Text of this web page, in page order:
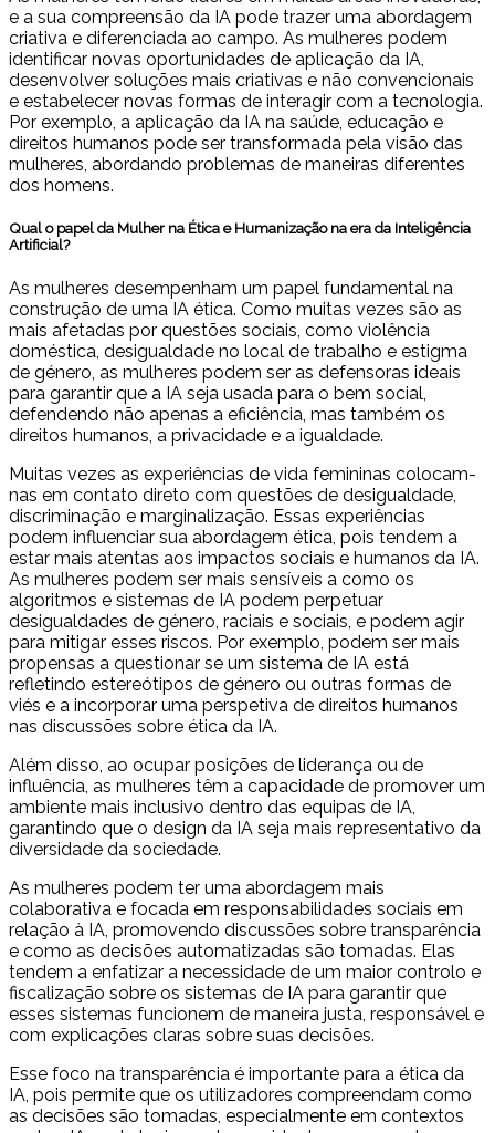
e a sua compreensão da IA pode trazer uma abordagem
criativa e diferenciada ao campo. As mulheres podem
identificar novas oportunidades de aplicação da IA,
desenvolver soluções mais criativas e não convencionais
e estabelecer novas formas de interagir com a tecnologia.
Por exemplo, a aplicação da IA na saúde, educação e
direitos humanos pode ser transformada pela visão das
mulheres, abordando problemas de maneiras diferentes
dos homens.
Qual o papel da Mulher na Ética e Humanização na era da Inteligência
Artificial?
As mulheres desempenham um papel fundamental na
construção de uma IA ética. Como muitas vezes são as
mais afetadas por questões sociais, como violência
doméstica, desigualdade no local de trabalho e estigma
de género, as mulheres podem ser as defensoras ideais
para garantir que a IA seja usada para o bem social,
defendendo não apenas a eficiência, mas também os
direitos humanos, a privacidade e a igualdade.
Muitas vezes as experiências de vida femininas colocam-
nas em contato direto com questões de desigualdade,
discriminação e marginalização. Essas experiências
podem influenciar sua abordagem ética, pois tendem a
estar mais atentas aos impactos sociais e humanos da IA.
As mulheres podem ser mais sensíveis a como os
algoritmos e sistemas de IA podem perpetuar
desigualdades de género, raciais e sociais, e podem agir
para mitigar esses riscos. Por exemplo, podem ser mais
propensas a questionar se um sistema de IA está
refletindo estereótipos de género ou outras formas de
viés e a incorporar uma perspetiva de direitos humanos
nas discussões sobre ética da IA.
Além disso, ao ocupar posições de liderança ou de
influência, as mulheres têm a capacidade de promover um
ambiente mais inclusivo dentro das equipas de IA,
garantindo que o design da IA seja mais representativo da
diversidade da sociedade.
As mulheres podem ter uma abordagem mais
colaborativa e focada em responsabilidades sociais em
relação à IA, promovendo discussões sobre transparência
e como as decisões automatizadas são tomadas. Elas
tendem a enfatizar a necessidade de um maior controlo e
fiscalização sobre os sistemas de IA para garantir que
esses sistemas funcionem de maneira justa, responsável e
com explicações claras sobre suas decisões.
Esse foco na transparência é importante para a ética da
IA, pois permite que os utilizadores compreendam como
as decisões são tomadas, especialmente em contextos